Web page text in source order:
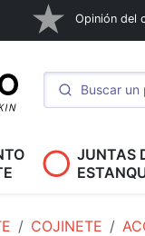
Opinión del
JUNTAS
COJINETE